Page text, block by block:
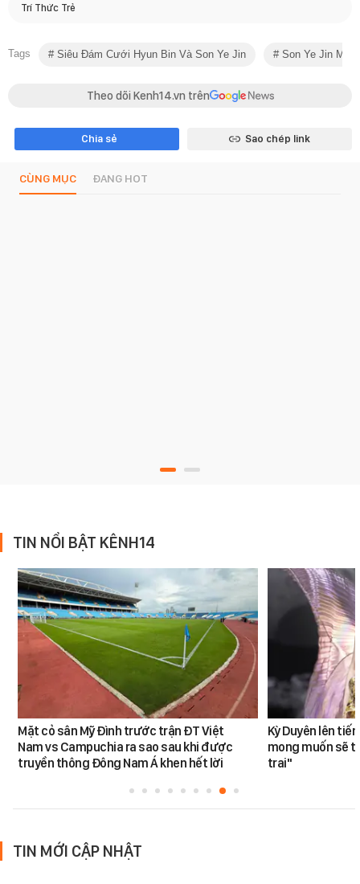
Trí Thức Trẻ
Tags Siêu Đám Cưới Hyun Bin Và Son Ye Jin Son Ye Jin
Theo dõi Kenh14.vn trên
Chia sẻ Sao chép link
CÙNG MỤC ĐANG HOT
TIN NỔI BẬT KÊNH14
Mặt cỏ sân Mỹ Đình trước trận ĐT Việt
Nam vs Campuchia ra sao sau khi được
truyền thông Đông Nam Á khen hết lời
Kỳ Duyên lên
mong muốn sẽ
trai"
TIN MỚI CẬP NHẬT